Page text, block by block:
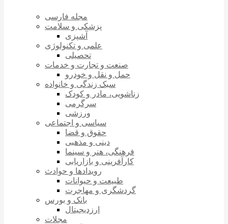
مجله فارسی
پزشکی و سلامت
آشپزی
علمی و تکنولوژی
تحصیلی
صنعت و تجارت و خدمات
حمل و نقل و خودرو
سبک زندگی و خانواده
زناشویی، مادر و کودک
سرگرمی
ورزشی
سیاسی و اجتماعی
حقوق و قضا
دینی و مذهبی
فرهنگی، هنر و سینما
کارآفرینی و بازاریابی
رویدادها و حوادث
طبیعت و حیوانات
گردشگری و مهاجرت
بانک و بورس
ارزدیجیتال
مجلات